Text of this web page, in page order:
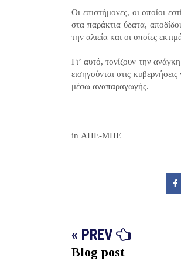
Οι επιστήμονες, οι οποίοι
στα παράκτια ύδατα,
την αλιεία και οι οποίες
Γι’ αυτό, τονίζουν την
εισηγούνται στις
μέσω αναπαραγωγής.
in ΑΠΕ-ΜΠΕ
« PREV
Blog post